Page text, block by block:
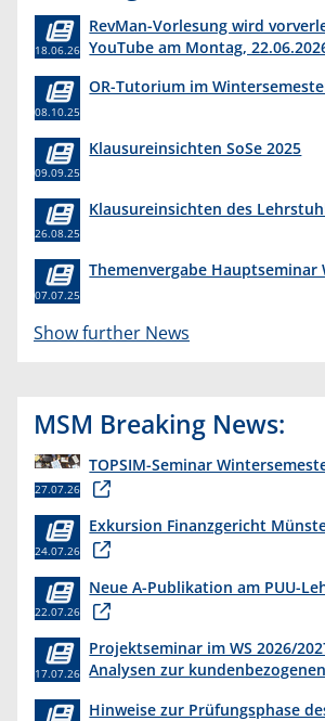
RevMan-Vorlesung wird
YouTube am Montag,
18.06.26
OR-Tutorium im
08.10.25
Klausureinsichten SoSe 2025
09.09.25
Klausureinsichten des
26.08.25
Themenvergabe Hauptseminar
07.07.25
Show further News
MSM Breaking News:
TOPSIM-Seminar
27.07.26
Exkursion Finanzgericht
24.07.26
Neue A-Publikation am PUU-
22.07.26
Projektseminar im WS 2026/
Analysen zur kundenbezogenen
17.07.26
Hinweise zur Prüfungsphase